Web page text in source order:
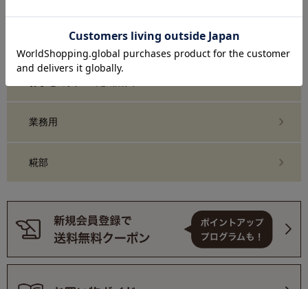
糀化粧品・スキンケア
業務用
糀部